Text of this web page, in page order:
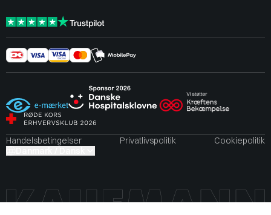
Handelsbetingelser Privatlivspolitik
Cookiepolitik